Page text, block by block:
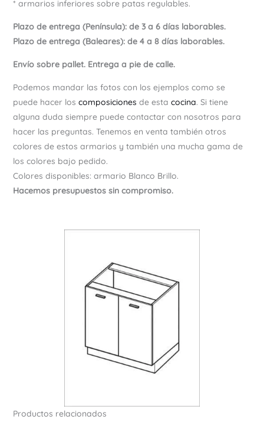
* armarios inferiores sobre patas regulables.
Plazo de entrega (Península): de 3 a 6 días laborables.
Plazo de entrega (Baleares): de 4 a 8 días laborables.
Envío sobre pallet. Entrega a pie de calle.
Podemos mandar las fotos con los ejemplos como se
puede hacer los composiciones de esta cocina. Si tiene
alguna duda siempre puede contactar con nosotros para
hacer las preguntas. Tenemos en venta también otros
colores de estos armarios y también una mucha gama de
los colores bajo pedido.
Colores disponibles: armario Blanco Brillo.
Hacemos presupuestos sin compromiso.
Productos relacionados